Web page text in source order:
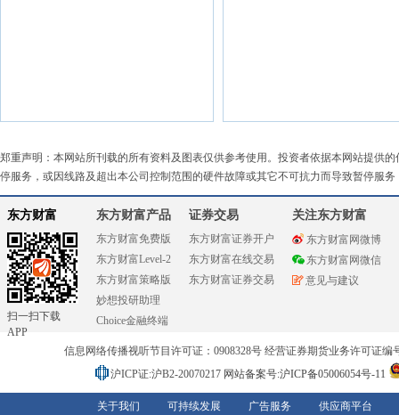
郑重声明：本网站所刊载的所有资料及图表仅供参考使用。投资者依据本网站提供
停服务，或因线路及超出本公司控制范围的硬件故障或其它不可抗力而导致暂停服
东方财富
扫一扫下载
APP
东方财富产品
东方财富免费版
东方财富Level-2
东方财富策略版
妙想投研助理
Choice金融终端
证券交易
东方财富证券开户
东方财富在线交易
东方财富证券交易
关注东方财富
东方财富网微博
东方财富网微信
意见与建议
信息网络传播视听节目许可证：0908328号 经营证券期货业务许可证编
沪ICP证:沪B2-20070217 网站备案号:沪ICP备05006054号-11
关于我们 可持续发展 广告服务 供应商平台